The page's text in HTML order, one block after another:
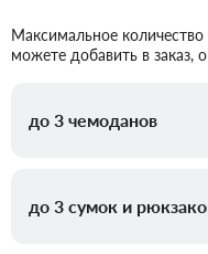
Максимальное
можете добавить в заказ,
до 3 чемоданов
до 3 сумок и